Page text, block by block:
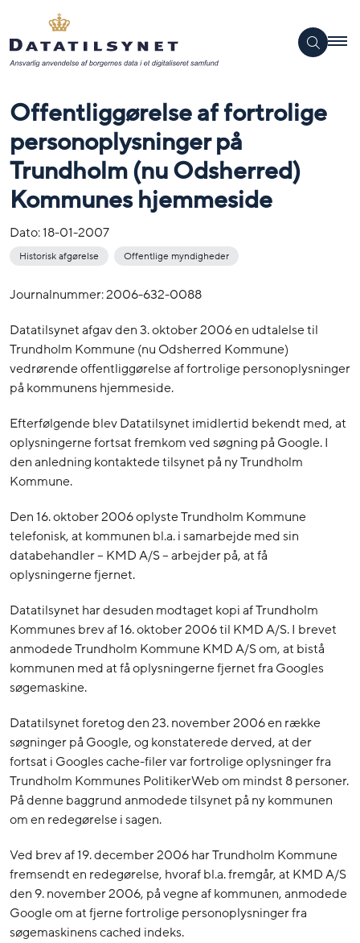
Offentliggørelse af fortrolige
personoplysninger på
Trundholm (nu Odsherred)
Kommunes hjemmeside
Dato:18-01-2007
Historisk afgørelse Offentlige myndigheder
Journalnummer: 2006-632-0088
Datatilsynet afgav den 3. oktober 2006 en udtalelse til
Trundholm Kommune (nu Odsherred Kommune)
vedrørende offentliggørelse af fortrolige personoplysninger
på kommunens hjemmeside.
Efterfølgende blev Datatilsynet imidlertid bekendt med, at
oplysningerne fortsat fremkom ved søgning på Google. I
den anledning kontaktede tilsynet på ny Trundholm
Kommune.
Den 16. oktober 2006 oplyste Trundholm Kommune
telefonisk, at kommunen bl.a. i samarbejde med sin
databehandler – KMD A/S – arbejder på, at få
oplysningerne fjernet.
Datatilsynet har desuden modtaget kopi af Trundholm
Kommunes brev af 16. oktober 2006 til KMD A/S. I brevet
anmodede Trundholm Kommune KMD A/S om, at bistå
kommunen med at få oplysningerne fjernet fra Googles
søgemaskine.
Datatilsynet foretog den 23. november 2006 en række
søgninger på Google, og konstaterede derved, at der
fortsat i Googles cache-filer var fortrolige oplysninger fra
Trundholm Kommunes PolitikerWeb om mindst 8 personer.
På denne baggrund anmodede tilsynet på ny kommunen
om en redegørelse i sagen.
Ved brev af 19. december 2006 har Trundholm Kommune
fremsendt en redegørelse, hvoraf bl.a. fremgår, at KMD A/S
den 9. november 2006, på vegne af kommunen, anmodede
Google om at fjerne fortrolige personoplysninger fra
søgemaskinens cached indeks.